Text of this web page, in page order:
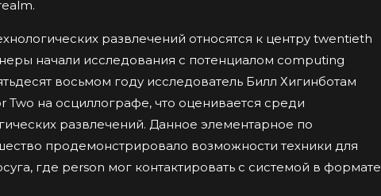
развлечений относятся к центру twentieth
начали исследования с потенциалом computing
восьмом году исследователь Билл Хигинботам
Two на осциллографе, что оценивается среди
развлечений. Данное элементарное по
продемонстрировало возможности техники для
где person мог контактировать с системой в формате